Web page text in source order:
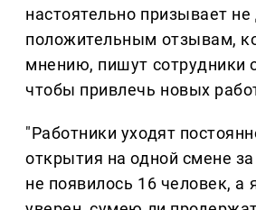
настоятельно призывает не
положительным отзывам,
мнению, пишут сотрудники
чтобы привлечь новых
"Работники уходят
открытия на одной смене
не появилось 16 человек, а